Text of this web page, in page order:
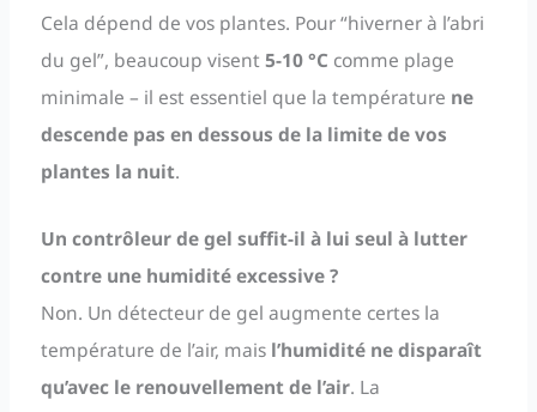
Cela dépend de vos plantes. Pour “hiverner à l’abri
du gel”, beaucoup visent5-10 °C comme plage
minimale – il est essentiel que la température ne
descende pas en dessous de la limite de vos
plantes la nuit.
Un contrôleur de gel suffit-il à lui seul à lutter
contre une humidité excessive ?
Non. Un détecteur de gel augmente certes la
température de l’air, mais l’humidité ne disparaît
qu’avec le renouvellement de l’air. La